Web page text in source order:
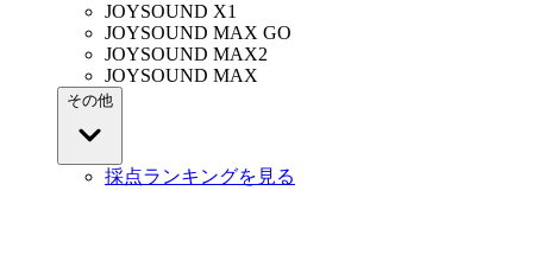
JOYSOUND X1
JOYSOUND MAX GO
JOYSOUND MAX2
JOYSOUND MAX
その他
採点ランキングを見る